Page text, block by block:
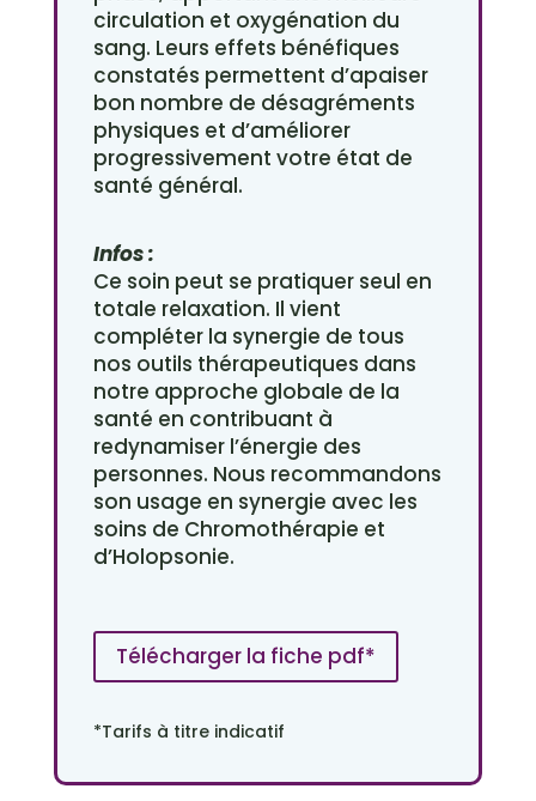
circulation et oxygénation du
sang. Leurs effets bénéfiques
constatés permettent d’apaiser
bon nombre de désagréments
physiques et d’améliorer
progressivement votre état de
santé général.
Infos :
Ce soin peut se pratiquer seul en
totale relaxation. Il vient
compléter la synergie de tous
nos outils thérapeutiques dans
notre approche globale de la
santé en contribuant à
redynamiser l’énergie des
personnes. Nous recommandons
son usage en synergie avec les
soins de Chromothérapie et
d’Holopsonie.
Télécharger la fiche pdf*
*Tarifs à titre indicatif